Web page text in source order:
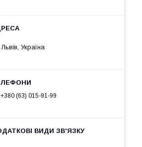
Львів, Україна
+380 (63) 015-91-99